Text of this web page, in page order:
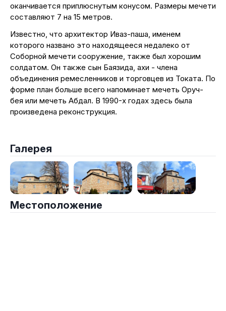
оканчивается приплюснутым конусом. Размеры мечети
составляют 7 на 15 метров.
Известно, что архитектор Иваз-паша, именем
которого названо это находящееся недалеко от
Соборной мечети сооружение, также был хорошим
солдатом. Он также сын Баязида, ахи - члена
объединения ремесленников и торговцев из Токата. По
форме план больше всего напоминает мечеть Оруч-
бея или мечеть Абдал. В 1990-х годах здесь была
произведена реконструкция.
Галерея
Местоположение